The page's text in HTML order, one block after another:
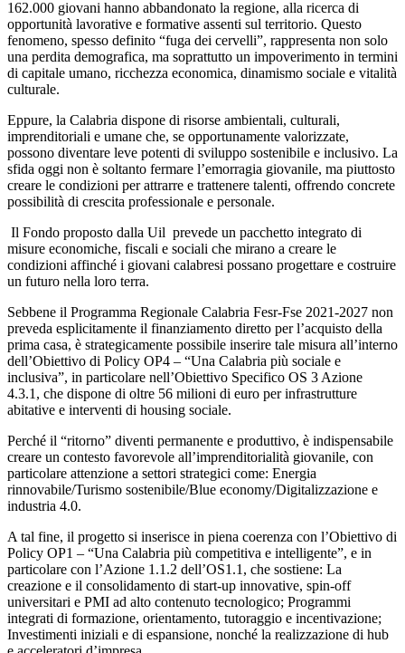
162.000 giovani hanno abbandonato la regione, alla ricerca di
opportunità lavorative e formative assenti sul territorio. Questo
fenomeno, spesso definito “fuga dei cervelli”, rappresenta non solo
una perdita demografica, ma soprattutto un impoverimento in termini
di capitale umano, ricchezza economica, dinamismo sociale e vitalità
culturale.
Eppure, la Calabria dispone di risorse ambientali, culturali,
imprenditoriali e umane che, se opportunamente valorizzate,
possono diventare leve potenti di sviluppo sostenibile e inclusivo. La
sfida oggi non è soltanto fermare l’emorragia giovanile, ma piuttosto
creare le condizioni per attrarre e trattenere talenti, offrendo concrete
possibilità di crescita professionale e personale.
Il Fondo proposto dalla Uil prevede un pacchetto integrato di
misure economiche, fiscali e sociali che mirano a creare le
condizioni affinché i giovani calabresi possano progettare e costruire
un futuro nella loro terra.
Sebbene il Programma Regionale Calabria Fesr-Fse 2021-2027 non
preveda esplicitamente il finanziamento diretto per l’acquisto della
prima casa, è strategicamente possibile inserire tale misura all’interno
dell’Obiettivo di Policy OP4 – “Una Calabria più sociale e
inclusiva”, in particolare nell’Obiettivo Specifico OS 3 Azione
4.3.1, che dispone di oltre 56 milioni di euro per infrastrutture
abitative e interventi di housing sociale.
Perché il “ritorno” diventi permanente e produttivo, è indispensabile
creare un contesto favorevole all’imprenditorialità giovanile, con
particolare attenzione a settori strategici come: Energia
rinnovabile/Turismo sostenibile/Blue economy/Digitalizzazione e
industria 4.0.
A tal fine, il progetto si inserisce in piena coerenza con l’Obiettivo di
Policy OP1 – “Una Calabria più competitiva e intelligente”, e in
particolare con l’Azione 1.1.2 dell’OS1.1, che sostiene: La
creazione e il consolidamento di start-up innovative, spin-off
universitari e PMI ad alto contenuto tecnologico; Programmi
integrati di formazione, orientamento, tutoraggio e incentivazione;
Investimenti iniziali e di espansione, nonché la realizzazione di hub